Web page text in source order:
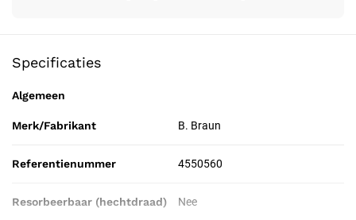
Specificaties
Algemeen
Merk/Fabrikant B. Braun
Referentienummer 4550560
Resorbeerbaar (hechtdraad) Nee